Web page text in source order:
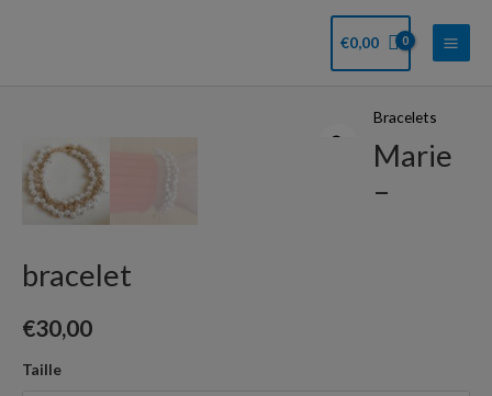
€0,00
Main
Bracelets
Marie
–
bracelet
€30,00
Taille
de
Marie